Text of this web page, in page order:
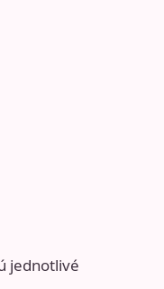
jednotlivé